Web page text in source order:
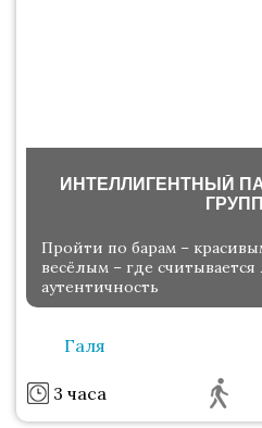
ИНТЕЛЛИГЕНТНЫЙ
Пройти по барам –
весёлым – где считывается
аутентичность
Галя
3 часа